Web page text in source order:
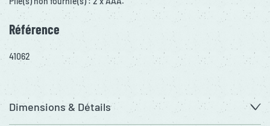
Référence
41062
Dimensions & Détails